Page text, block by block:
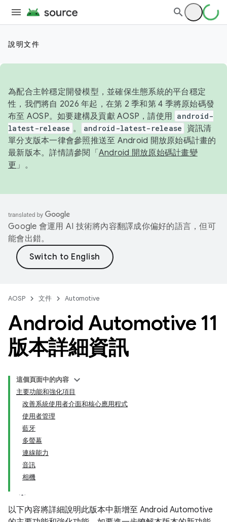
說明文件
為配合主幹穩定開發模型，並確保生態系統的平台穩定
性，我們將自 2026 年起，在第 2 季和第 4 季將原始碼發
布至 AOSP。如要建構及貢獻 AOSP，請使用 android-
latest-release 。 android-latest-release
資訊清
單分支版本一律會參照推送至 Android 開放原始碼計畫的
最新版本。詳情請參閱「 Android 開放原始碼計畫變
更 」。
Google 會運用 AI 技術將內容翻譯成你偏好的語言，但可
能會出錯。
AOSP 文件 Automotive
Android Automotive 11
版本詳細資訊
這個頁面中的內容
主要功能和強化項目
改善系統使用者介面和核心應用程式
使用者管理
藍牙
多螢幕
連線能力
音訊
相機
以下內容將詳細說明此版本中新增至 Android Automotive